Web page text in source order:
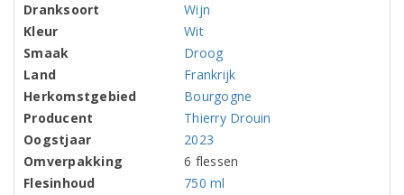
Dranksoort
Wijn
Kleur
Wit
Smaak
Droog
Land
Frankrijk
Herkomstgebied
Bourgogne
Producent
Thierry Drouin
Oogstjaar
2023
Omverpakking
6 flessen
Flesinhoud
750 ml